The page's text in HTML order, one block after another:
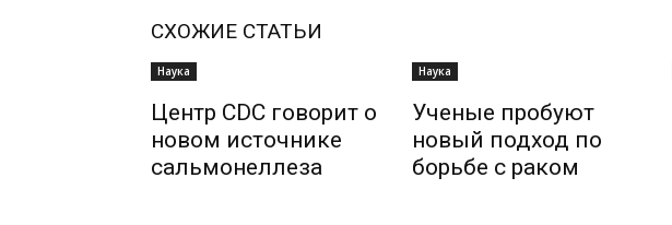
СХОЖИЕ СТАТЬИ
Наука
Центр CDC говорит о
новом источнике
сальмонеллеза
Наука
Ученые пробуют
новый подход по
борьбе с раком